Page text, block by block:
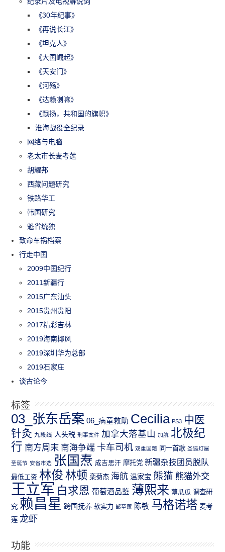
《30年纪事》
《再说长江》
《坦克人》
《大国崛起》
《天安门》
《河殇》
《达赖喇嘛》
《飘扬，共和国的旗帜》
淮海战役全纪录
网络与电脑
老太市长麦考莲
胡耀邦
西藏问题研究
铁路华工
韩国研究
魁省统独
致命车祸档案
行走中国
2009中国纪行
2011新疆行
2015广东汕头
2015贵州贵阳
2017精彩吉林
2019海南椰风
2019深圳华为总部
2019石家庄
谈古论今
标签
03_张东岳案 06_病童救助 Cecilia PS3 中医
针灸 九段线 人头税 刑事案件 加拿大落基山 加航 北极纪
行 南方周末 南海争端 卡车司机 双重国籍 同一首歌 圣诞灯屋
圣诞节 安省市选 张国焘 成吉思汗 摩托党 新疆杂技团员脱队
最低工资 林俊 林顿 栾菊杰 海航 温家宝 熊猫 熊猫外交
王立军 白求恩 葡萄酒品鉴 薄熙来 薄瓜瓜 调查研
究 赖昌星 跨国抚养 软实力 邹至蕙 陈敏 马格诺塔 麦考
莲 龙虾
功能